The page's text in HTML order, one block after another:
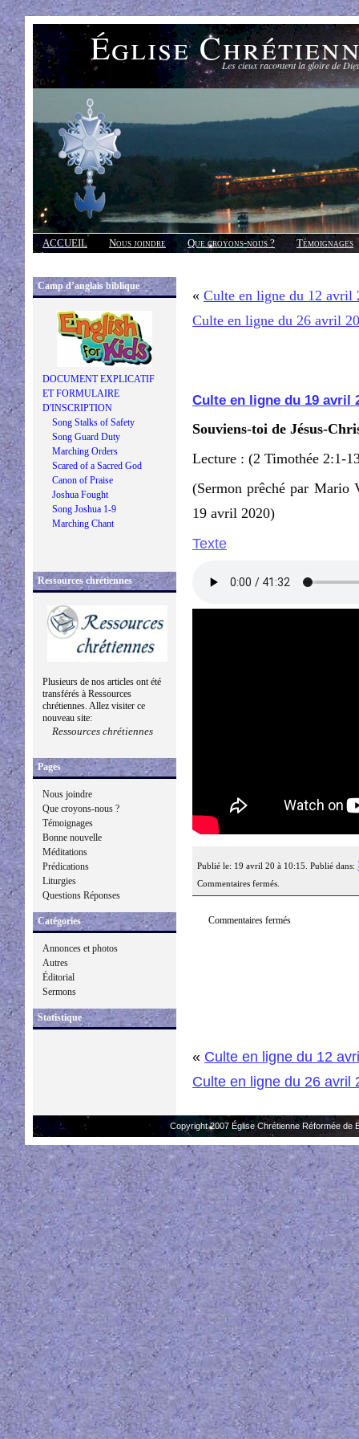
Église Les cieux racontent la gloire de
ACCUEIL Nous joindre Que croyons-nous ?
Témoignages
Réponses
Camp d’anglais biblique
DOCUMENT EXPLICATIF
ET FORMULAIRE
D'INSCRIPTION
Song Stalks of Safety
Song Guard Duty
Marching Orders
Scared of a Sacred God
Canon of Praise
Joshua Fought
Song Joshua 1-9
Marching Chant
Ressources chrétiennes
Plusieurs de nos articles ont été
transférés à Ressources
chrétiennes. Allez visiter ce
nouveau site:
Ressources chrétiennes
Pages
Nous joindre
Que croyons-nous ?
Témoignages
Bonne nouvelle
Méditations
Prédications
Liturgies
Questions Réponses
Catégories
Annonces et photos
Autres
Éditorial
Sermons
Statistique
« Culte en ligne du 12 avril
Culte en ligne du 26 avril
Culte en ligne du 19 avril
Souviens-toi de Jésus-
Lecture : (2 Timothée 2:1-
(Sermon prêché par Mario
19 avril 2020)
Texte
Publié le: 19 avril 20 à 10:15. Publié dans:
Commentaires fermés.
Commentaires fermés
« Culte en ligne du 12
Culte en ligne du 26 avril
Copyright 2007 Église Chrétienne Réformée de